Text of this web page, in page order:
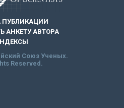
ПУБЛИКАЦИИ
АНКЕТУ АВТОРА
Союз Ученых.
Reserved.